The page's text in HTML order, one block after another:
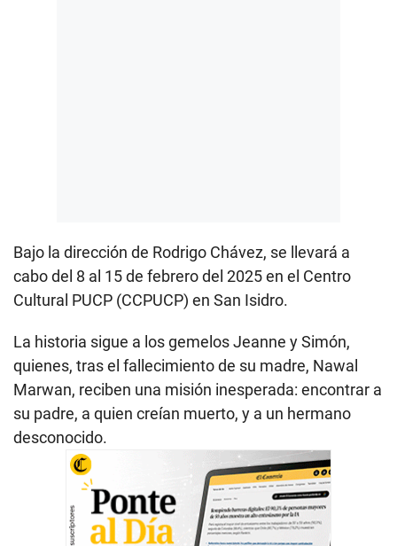
Bajo la dirección de Rodrigo Chávez, se llevará a
cabo del 8 al 15 de febrero del 2025 en el Centro
Cultural PUCP (CCPUCP) en San Isidro.
La historia sigue a los gemelos Jeanne y Simón,
quienes, tras el fallecimiento de su madre, Nawal
Marwan, reciben una misión inesperada: encontrar a
su padre, a quien creían muerto, y a un hermano
desconocido.